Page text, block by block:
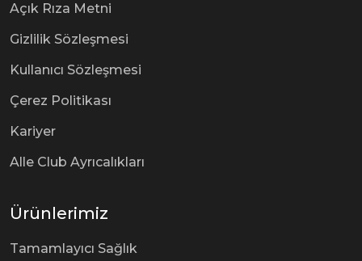
Açık Rıza Metni
Gizlilik Sözleşmesi
Kullanıcı Sözleşmesi
Çerez Politikası
Kariyer
Alle Club Ayrıcalıkları
Ürünlerimiz
Tamamlayıcı Sağlık